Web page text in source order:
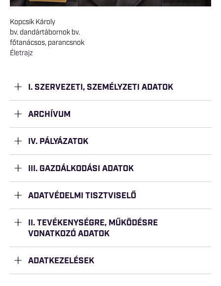
Kopcsik Károly
bv. dandártábornok bv.
főtanácsos, parancsnok
Életrajz
I. SZERVEZETI, SZEMÉLYZETI ADATOK
ARCHÍVUM
IV. PÁLYÁZATOK
III. GAZDÁLKODÁSI ADATOK
ADATVÉDELMI TISZTVISELŐ
II. TEVÉKENYSÉGRE, MŰKÖDÉSRE
VONATKOZÓ ADATOK
ADATKEZELÉSEK